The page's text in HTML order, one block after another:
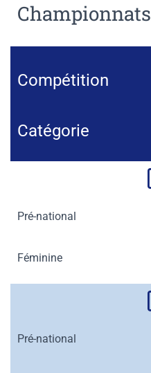
Championnats
Compétition
Catégorie
Pré-national
Féminine
Pré-national